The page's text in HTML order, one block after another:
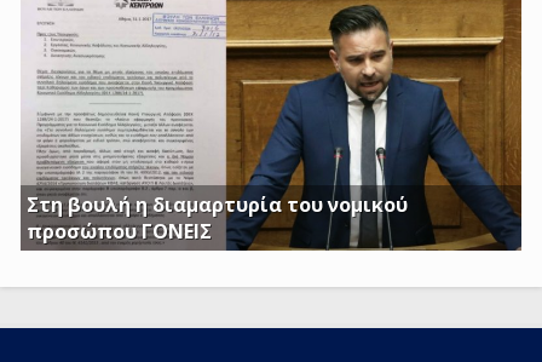
Τρίτεκνες – Πολύτεκνες οικογένειες από τα εισοδηματικά
κριτήρια όπως αυτά καθορίζονται με το υπ’ αριθμ. 128/24-
1-2017 ΦΕΚ
Στη βουλή η διαμαρτυρία του νομικού
προσώπου ΓΟΝΕΙΣ
Απόφαση και τα επιδόματα των παιδιών μας; Πόση